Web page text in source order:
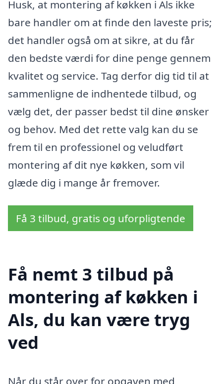
Husk, at montering af køkken i Als ikke
bare handler om at finde den laveste pris;
det handler også om at sikre, at du får
den bedste værdi for dine penge gennem
kvalitet og service. Tag derfor dig tid til at
sammenligne de indhentede tilbud, og
vælg det, der passer bedst til dine ønsker
og behov. Med det rette valg kan du se
frem til en professionel og veludført
montering af dit nye køkken, som vil
glæde dig i mange år fremover.
Få 3 tilbud, gratis og uforpligtende
Få nemt 3 tilbud på
montering af køkken i
Als, du kan være tryg
ved
Når du står over for opgaven med